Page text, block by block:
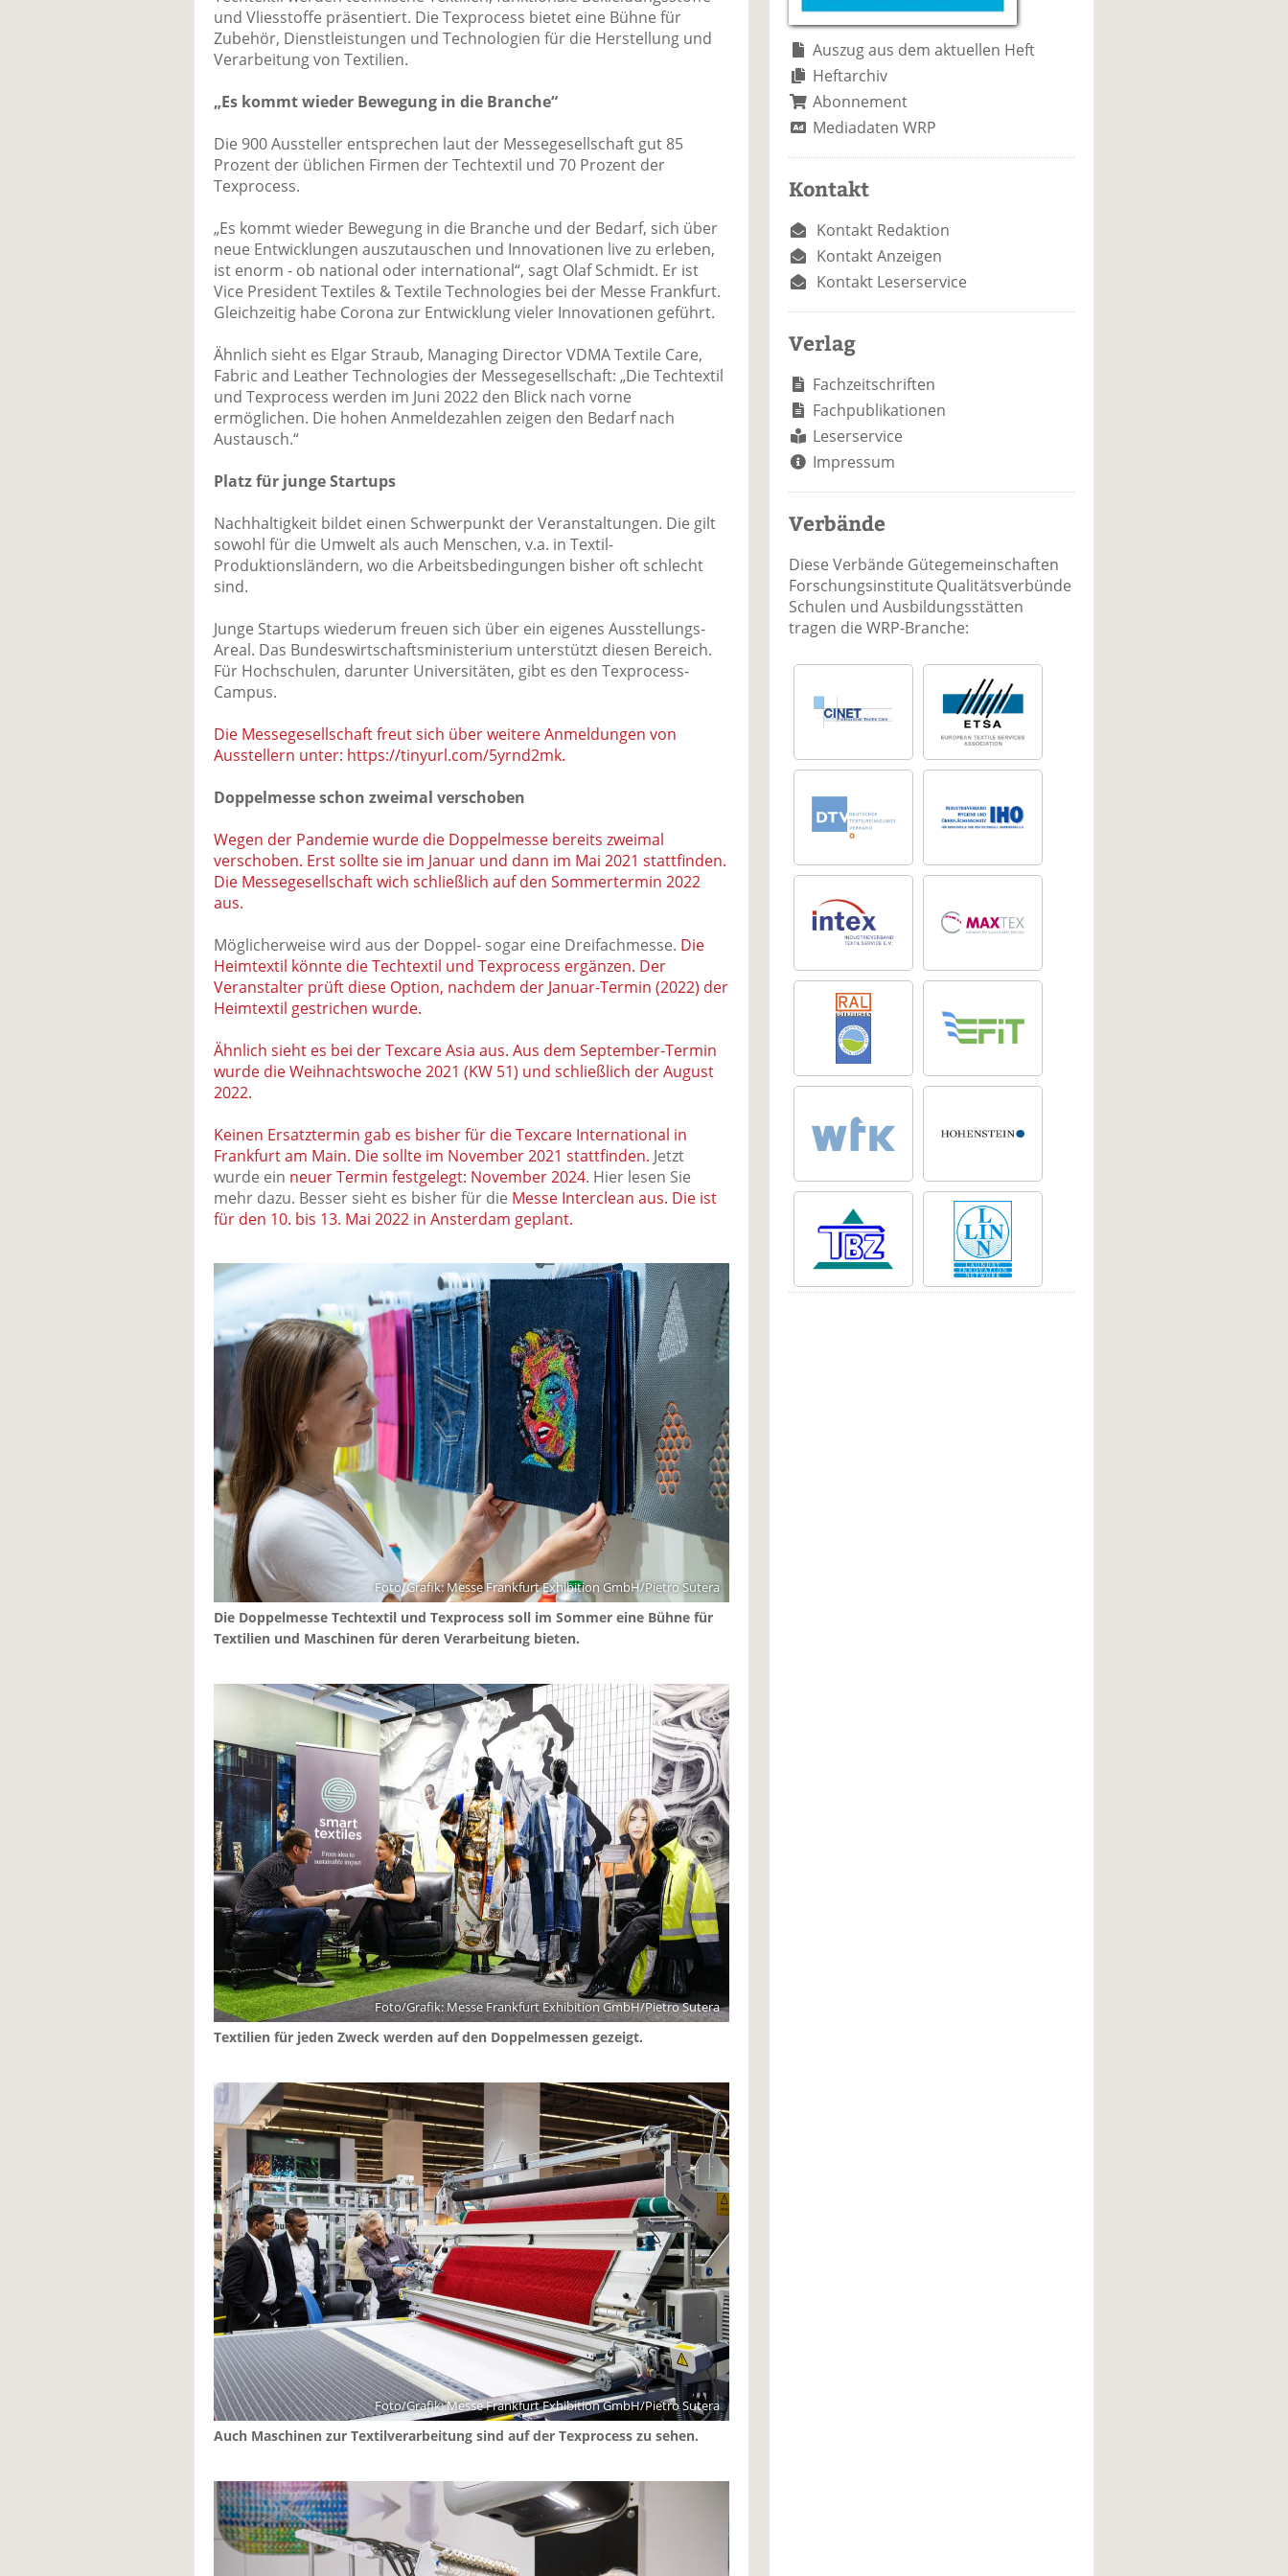
n
und Vliesstoffe präsentiert. Die Texprocess bietet eine Bühne für
Zubehör, Dienstleistungen und Technologien für die Herstellung und
Verarbeitung von Textilien.
„Es kommt wieder Bewegung in die Branche“
Die 900 Aussteller entsprechen laut der Messegesellschaft gut 85
Prozent der üblichen Firmen der Techtextil und 70 Prozent der
Texprocess.
„Es kommt wieder Bewegung in die Branche und der Bedarf, sich über
neue Entwicklungen auszutauschen und Innovationen live zu erleben,
ist enorm - ob national oder international“, sagt Olaf Schmidt. Er ist
Vice President Textiles & Textile Technologies bei der Messe Frankfurt.
Gleichzeitig habe Corona zur Entwicklung vieler Innovationen geführt.
Ähnlich sieht es Elgar Straub, Managing Director VDMA Textile Care,
Fabric and Leather Technologies der Messegesellschaft: „Die Techtextil
und Texprocess werden im Juni 2022 den Blick nach vorne
ermöglichen. Die hohen Anmeldezahlen zeigen den Bedarf nach
Austausch.“
Platz für junge Startups
Nachhaltigkeit bildet einen Schwerpunkt der Veranstaltungen. Die gilt
sowohl für die Umwelt als auch Menschen, v.a. in Textil-
Produktionsländern, wo die Arbeitsbedingungen bisher oft schlecht
sind.
Junge Startups wiederum freuen sich über ein eigenes Ausstellungs-
Areal. Das Bundeswirtschaftsministerium unterstützt diesen Bereich.
Für Hochschulen, darunter Universitäten, gibt es den Texprocess-
Campus.
Die Messegesellschaft freut sich über weitere Anmeldungen von
Ausstellern unter: https://tinyurl.com/5yrnd2mk.
Doppelmesse schon zweimal verschoben
Wegen der Pandemie wurde die Doppelmesse bereits zweimal
verschoben. Erst sollte sie im Januar und dann im Mai 2021 stattfinden.
Die Messegesellschaft wich schließlich auf den Sommertermin 2022
aus.
Möglicherweise wird aus der Doppel- sogar eine Dreifachmesse. Die
Heimtextil könnte die Techtextil und Texprocess ergänzen. Der
Veranstalter prüft diese Option, nachdem der Januar-Termin (2022) der
Heimtextil gestrichen wurde.
Ähnlich sieht es bei der Texcare Asia aus. Aus dem September-Termin
wurde die Weihnachtswoche 2021 (KW 51) und schließlich der August
2022.
Keinen Ersatztermin gab es bisher für die Texcare International in
Frankfurt am Main. Die sollte im November 2021 stattfinden. Jetzt
wurde ein neuer Termin festgelegt: November 2024. Hier lesen Sie
mehr dazu. Besser sieht es bisher für die Messe Interclean aus. Die ist
für den 10. bis 13. Mai 2022 in Ansterdam geplant.
Foto/Grafik: Messe Frankfurt Exhibition GmbH/Pietro Sutera
Die Doppelmesse Techtextil und Texprocess soll im Sommer eine Bühne für
Textilien und Maschinen für deren Verarbeitung bieten.
Foto/Grafik: Messe Frankfurt Exhibition GmbH/Pietro Sutera
Textilien für jeden Zweck werden auf den Doppelmessen gezeigt.
Foto/Grafik: Messe Frankfurt Exhibition GmbH/Pietro Sutera
Auch Maschinen zur Textilverarbeitung sind auf der Texprocess zu sehen.
Auszug aus dem aktuellen Heft
Heftarchiv
Abonnement
Mediadaten WRP
Kontakt
Kontakt Redaktion
Kontakt Anzeigen
Kontakt Leserservice
Verlag
Fachzeitschriften
Fachpublikationen
Leserservice
Impressum
Verbände
Diese Verbände Gütegemeinschaften
Forschungsinstitute Qualitätsverbünde
Schulen und Ausbildungsstätten
tragen die WRP-Branche: